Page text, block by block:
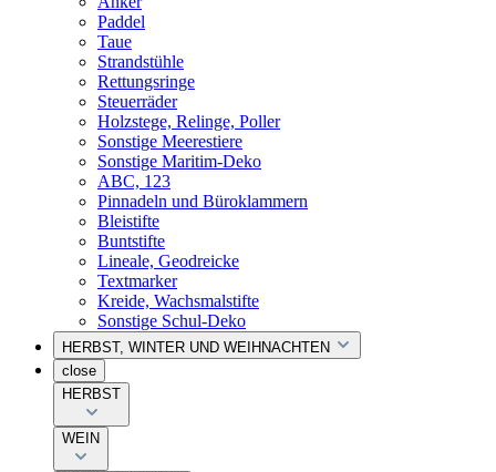
Paddel
Taue
Strandstühle
Rettungsringe
Steuerräder
Holzstege, Relinge, Poller
Sonstige Meerestiere
Sonstige Maritim-Deko
ABC, 123
Pinnadeln und Büroklammern
Bleistifte
Buntstifte
Lineale, Geodreicke
Textmarker
Kreide, Wachsmalstifte
Sonstige Schul-Deko
HERBST, WINTER UND WEIHNACHTEN
close
HERBST
WEIN